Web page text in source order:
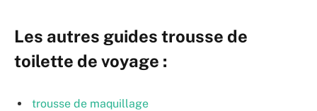
Les autres guides trousse de
toilette de voyage :
trousse de maquillage